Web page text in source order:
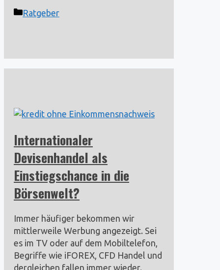
Kategorien
Ratgeber
Internationaler
Devisenhandel als
Einstiegschance in die
Börsenwelt?
Immer häufiger bekommen wir
mittlerweile Werbung angezeigt. Sei
es im TV oder auf dem Mobiltelefon,
Begriffe wie iFOREX, CFD Handel und
dergleichen fallen immer wieder.